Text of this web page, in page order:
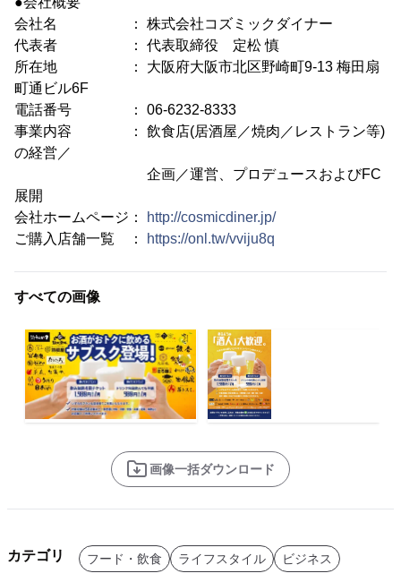
会社名 ： 株式会社コズミックダイナー
代表者 ： 代表取締役 定松 慎
所在地 ： 大阪府大阪市北区野崎町9-13 梅田扇
町通ビル6F
電話番号 ： 06-6232-8333
事業内容 ： 飲食店(居酒屋／焼肉／レストラン等)
の経営／
企画／運営、プロデュースおよびFC
展開
会社ホームページ：
http://cosmicdiner.jp/
ご購入店舗一覧 ：
https://onl.tw/vviju8q
すべての画像
画像一括ダウンロード
カテゴリ フード・飲食 ライフスタイル ビジネス